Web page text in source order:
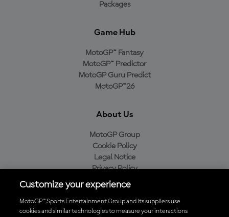
Packages
Game Hub
MotoGP™ Fantasy
MotoGP™ Predictor
MotoGP Guru Predict
MotoGP™26
About Us
MotoGP Group
Cookie Policy
Legal Notice
Privacy Policy
Purchase Policy
Customize your experience
MotoGP™ Sports Entertainment Group and its suppliers use
cookies and similar technologies to measure your interactions